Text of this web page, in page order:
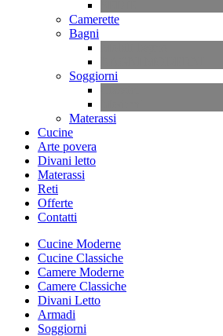
Camerette
Bagni
Soggiorni
Materassi
Cucine
Arte povera
Divani letto
Materassi
Reti
Offerte
Contatti
Cucine Moderne
Cucine Classiche
Camere Moderne
Camere Classiche
Divani Letto
Armadi
Soggiorni